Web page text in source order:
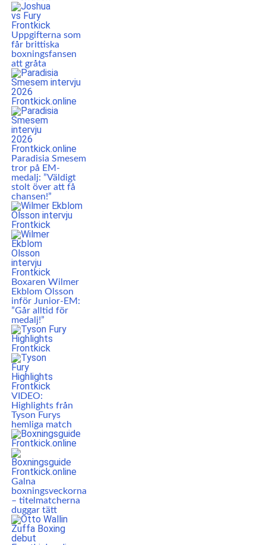
Uppgifterna som
får brittiska
boxningsfansen
att gråta
Paradisia Smesem
tror på EM-
medalj: ”Väldigt
stolt över att få
chansen!”
Boxaren Wilmer
Ekblom Olsson
inför Junior-EM:
”Går alltid för
medalj!”
VIDEO:
Highlights från
Tyson Furys
hemliga match
Galna
boxningsveckorna
– titelmatcherna
duggar tätt